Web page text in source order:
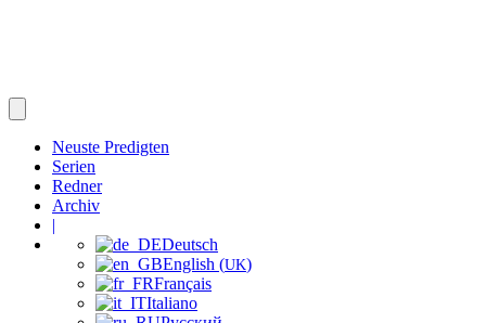
Neuste Predigten
Serien
Redner
Archiv
|
Deutsch
English (UK)
Français
Italiano